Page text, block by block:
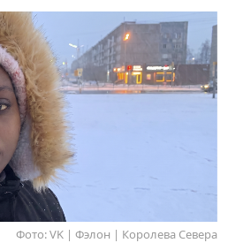
Фото: VK | Фэлон | Королева Севера